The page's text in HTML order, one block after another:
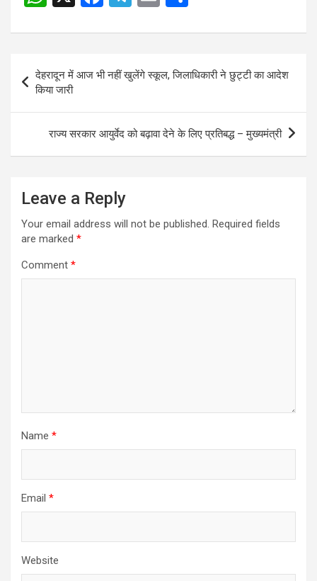
at
A
p
p
ce
b
o
o
k
e
gr
a
m
ail ar
e
Post
navigation
देहरादून में आज भी नहीं खुलेंगे स्कूल, जिलाधिकारी ने छुट्टी का आदेश
किया जारी
राज्य सरकार आयुर्वेद को बढ़ावा देने के लिए प्रतिबद्ध – मुख्यमंत्री
Leave a Reply
Your email address will not be published. Required fields
are marked *
Comment *
Name *
Email *
Website